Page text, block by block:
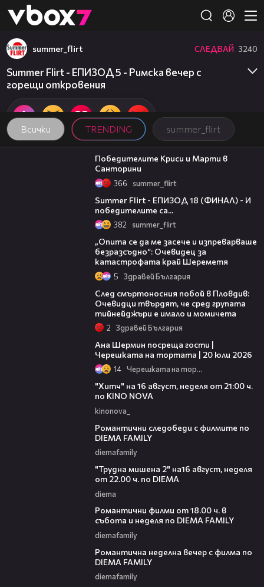
👾
Всички TRENDING summer_flirt
summer_flirt СЛЕДВАЙ 3240
Summer Flirt - ЕПИЗОД 5 - Римска вечер с
горещи откровения
04:29
Победителите Криси и Марти в
Санторини
366 summer_flirt
Summer Flirt - ЕПИЗОД 18 (ФИНАЛ) - И
победителите са...
382 summer_flirt
„Опита се да ме засече и изпреварваше
безразсъдно“: Очевидец за
катастрофата край Шереметя
5 Здравей България
След смъртоносния побой в Пловдив:
Очевидци твърдят, че сред групата
тийнейджъри е имало и момичета
2 Здравей България
Ана Шермин посреща гости |
Черешката на тортата | 20 юли 2026
14 Черешката на тортата
"Хитч" на 16 август, неделя от 21:00 ч.
по KINO NOVA
kinonova_
Романтични следобеди с филмите по
DIEMA FAMILY
diemafamily
"Трудна мишена 2" на16 август, неделя
от 22.00 ч. по DIEMA
diema
Романтични филми от 18.00 ч. в
събота и неделя по DIEMA FAMILY
diemafamily
Романтичнa неделна вечер с филма по
DIEMA FAMILY
diemafamily